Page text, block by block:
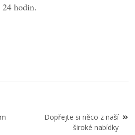
hodin.
Dopřejte si něco z naší
široké nabídky